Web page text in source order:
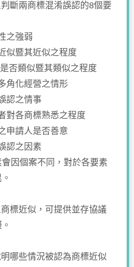
斷兩商標混淆誤認的8個要
之強弱
似暨其近似之程度
否類似暨其類似之程度
角化經營之情形
認之情事
對各商標熟悉之程度
申請人是否善意
認之因素
因個案不同，對於各要素
標近似，可提供並存協議
哪些情況被認為商標近似